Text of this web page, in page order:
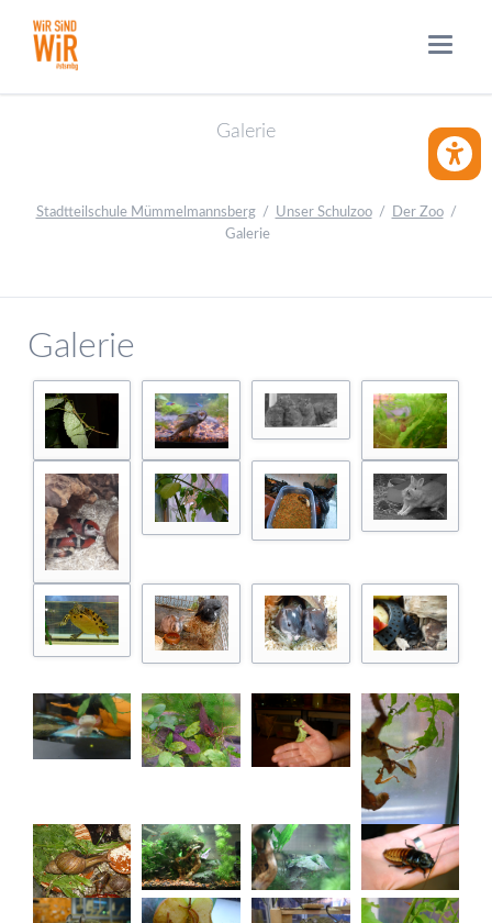
Galerie
Stadtteilschule Mümmelmannsberg Unser Schulzoo
Der Zoo
Galerie
Galerie